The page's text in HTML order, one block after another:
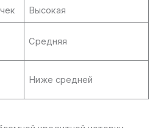
Высокая
Средняя
Ниже средней